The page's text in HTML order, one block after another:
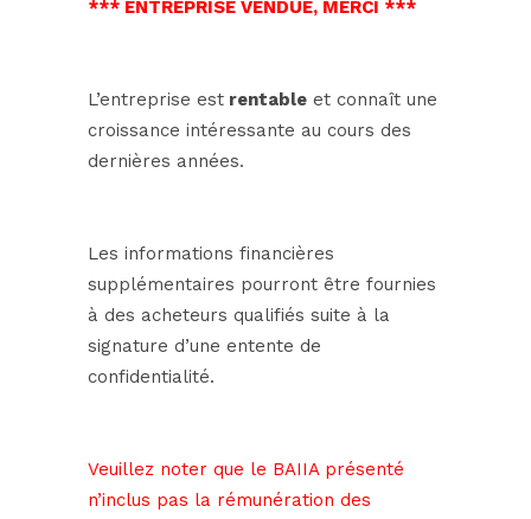
*** ENTREPRISE VENDUE, MERCI ***
L’entreprise est rentable et connaît une
croissance intéressante au cours des
dernières années.
Les informations financières
supplémentaires pourront être fournies
à des acheteurs qualifiés suite à la
signature d’une entente de
confidentialité.
Veuillez noter que le BAIIA présenté
n’inclus pas la rémunération des